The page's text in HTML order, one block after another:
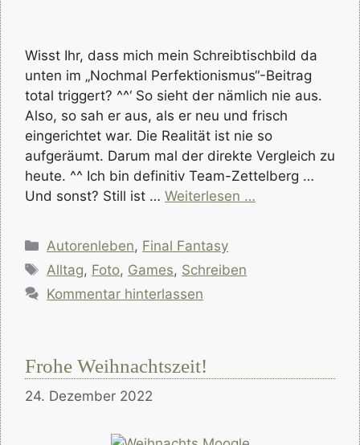
Wisst Ihr, dass mich mein Schreibtischbild da
unten im „Nochmal Perfektionismus“-Beitrag
total triggert? ^^‘ So sieht der nämlich nie aus.
Also, so sah er aus, als er neu und frisch
eingerichtet war. Die Realität ist nie so
aufgeräumt. Darum mal der direkte Vergleich zu
heute. ^^ Ich bin definitiv Team-Zettelberg …
Und sonst? Still ist … Weiterlesen …
Kategorien
Autorenleben, Final Fantasy
Schlagwörter
Alltag, Foto, Games, Schreiben
Kommentar hinterlassen
Frohe Weihnachtszeit!
24. Dezember 2022